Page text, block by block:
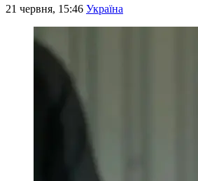
21 червня, 15:46 Україна